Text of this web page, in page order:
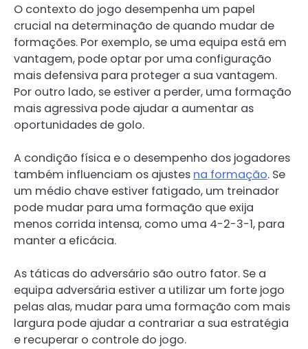
O contexto do jogo desempenha um papel
crucial na determinação de quando mudar de
formações. Por exemplo, se uma equipa está em
vantagem, pode optar por uma configuração
mais defensiva para proteger a sua vantagem.
Por outro lado, se estiver a perder, uma formação
mais agressiva pode ajudar a aumentar as
oportunidades de golo.
A condição física e o desempenho dos jogadores
também influenciam os ajustes na formação. Se
um médio chave estiver fatigado, um treinador
pode mudar para uma formação que exija
menos corrida intensa, como uma 4-2-3-1, para
manter a eficácia.
As táticas do adversário são outro fator. Se a
equipa adversária estiver a utilizar um forte jogo
pelas alas, mudar para uma formação com mais
largura pode ajudar a contrariar a sua estratégia
e recuperar o controle do jogo.